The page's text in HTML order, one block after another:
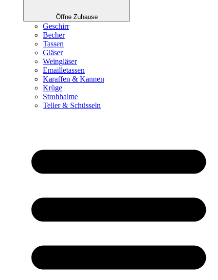
Öffne Zuhause
Geschirr
Becher
Tassen
Gläser
Weingläser
Emailletassen
Karaffen & Kannen
Krüge
Strohhalme
Teller & Schüsseln